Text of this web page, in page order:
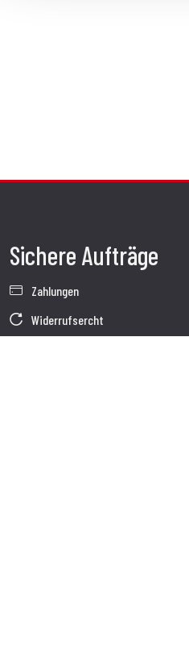
Sichere Aufträge
Zahlungen
Widerrufsercht